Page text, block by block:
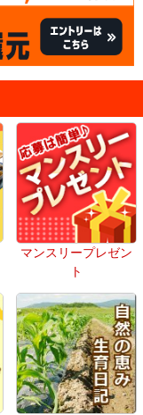
マンスリープレゼン
ト